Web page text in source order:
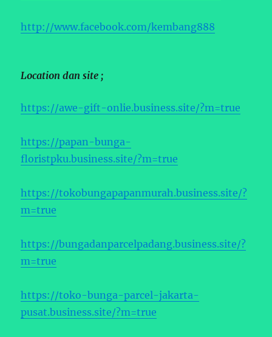
http://www.facebook.com/kembang888
Location dan site ;
https://awe-gift-onlie.business.site/?m=true
https://papan-bunga-
floristpku.business.site/?m=true
https://tokobungapapanmurah.business.site/?
m=true
https://bungadanparcelpadang.business.site/?
m=true
https://toko-bunga-parcel-jakarta-
pusat.business.site/?m=true